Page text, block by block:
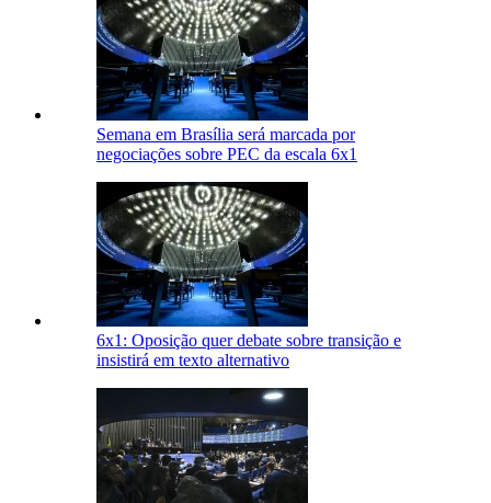
Semana em Brasília será marcada por
negociações sobre PEC da escala 6x1
6x1: Oposição quer debate sobre transição e
insistirá em texto alternativo